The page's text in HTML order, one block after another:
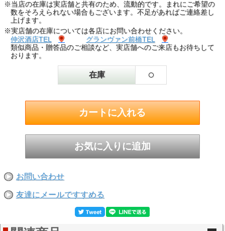
※当店の在庫は実店舗と共有のため、流動的です。まれにご希望の
数をそろえられない場合もございます。不足があればご連絡差し
上げます。
※実店舗の在庫については各店にお問い合わせください。
仲沢酒店TEL
グランヴァン前橋TEL
類似商品・贈答品のご相談など、実店舗へのご来店もお待ちして
おります。
在庫 ○
お問い合わせ
友達にメールですすめる